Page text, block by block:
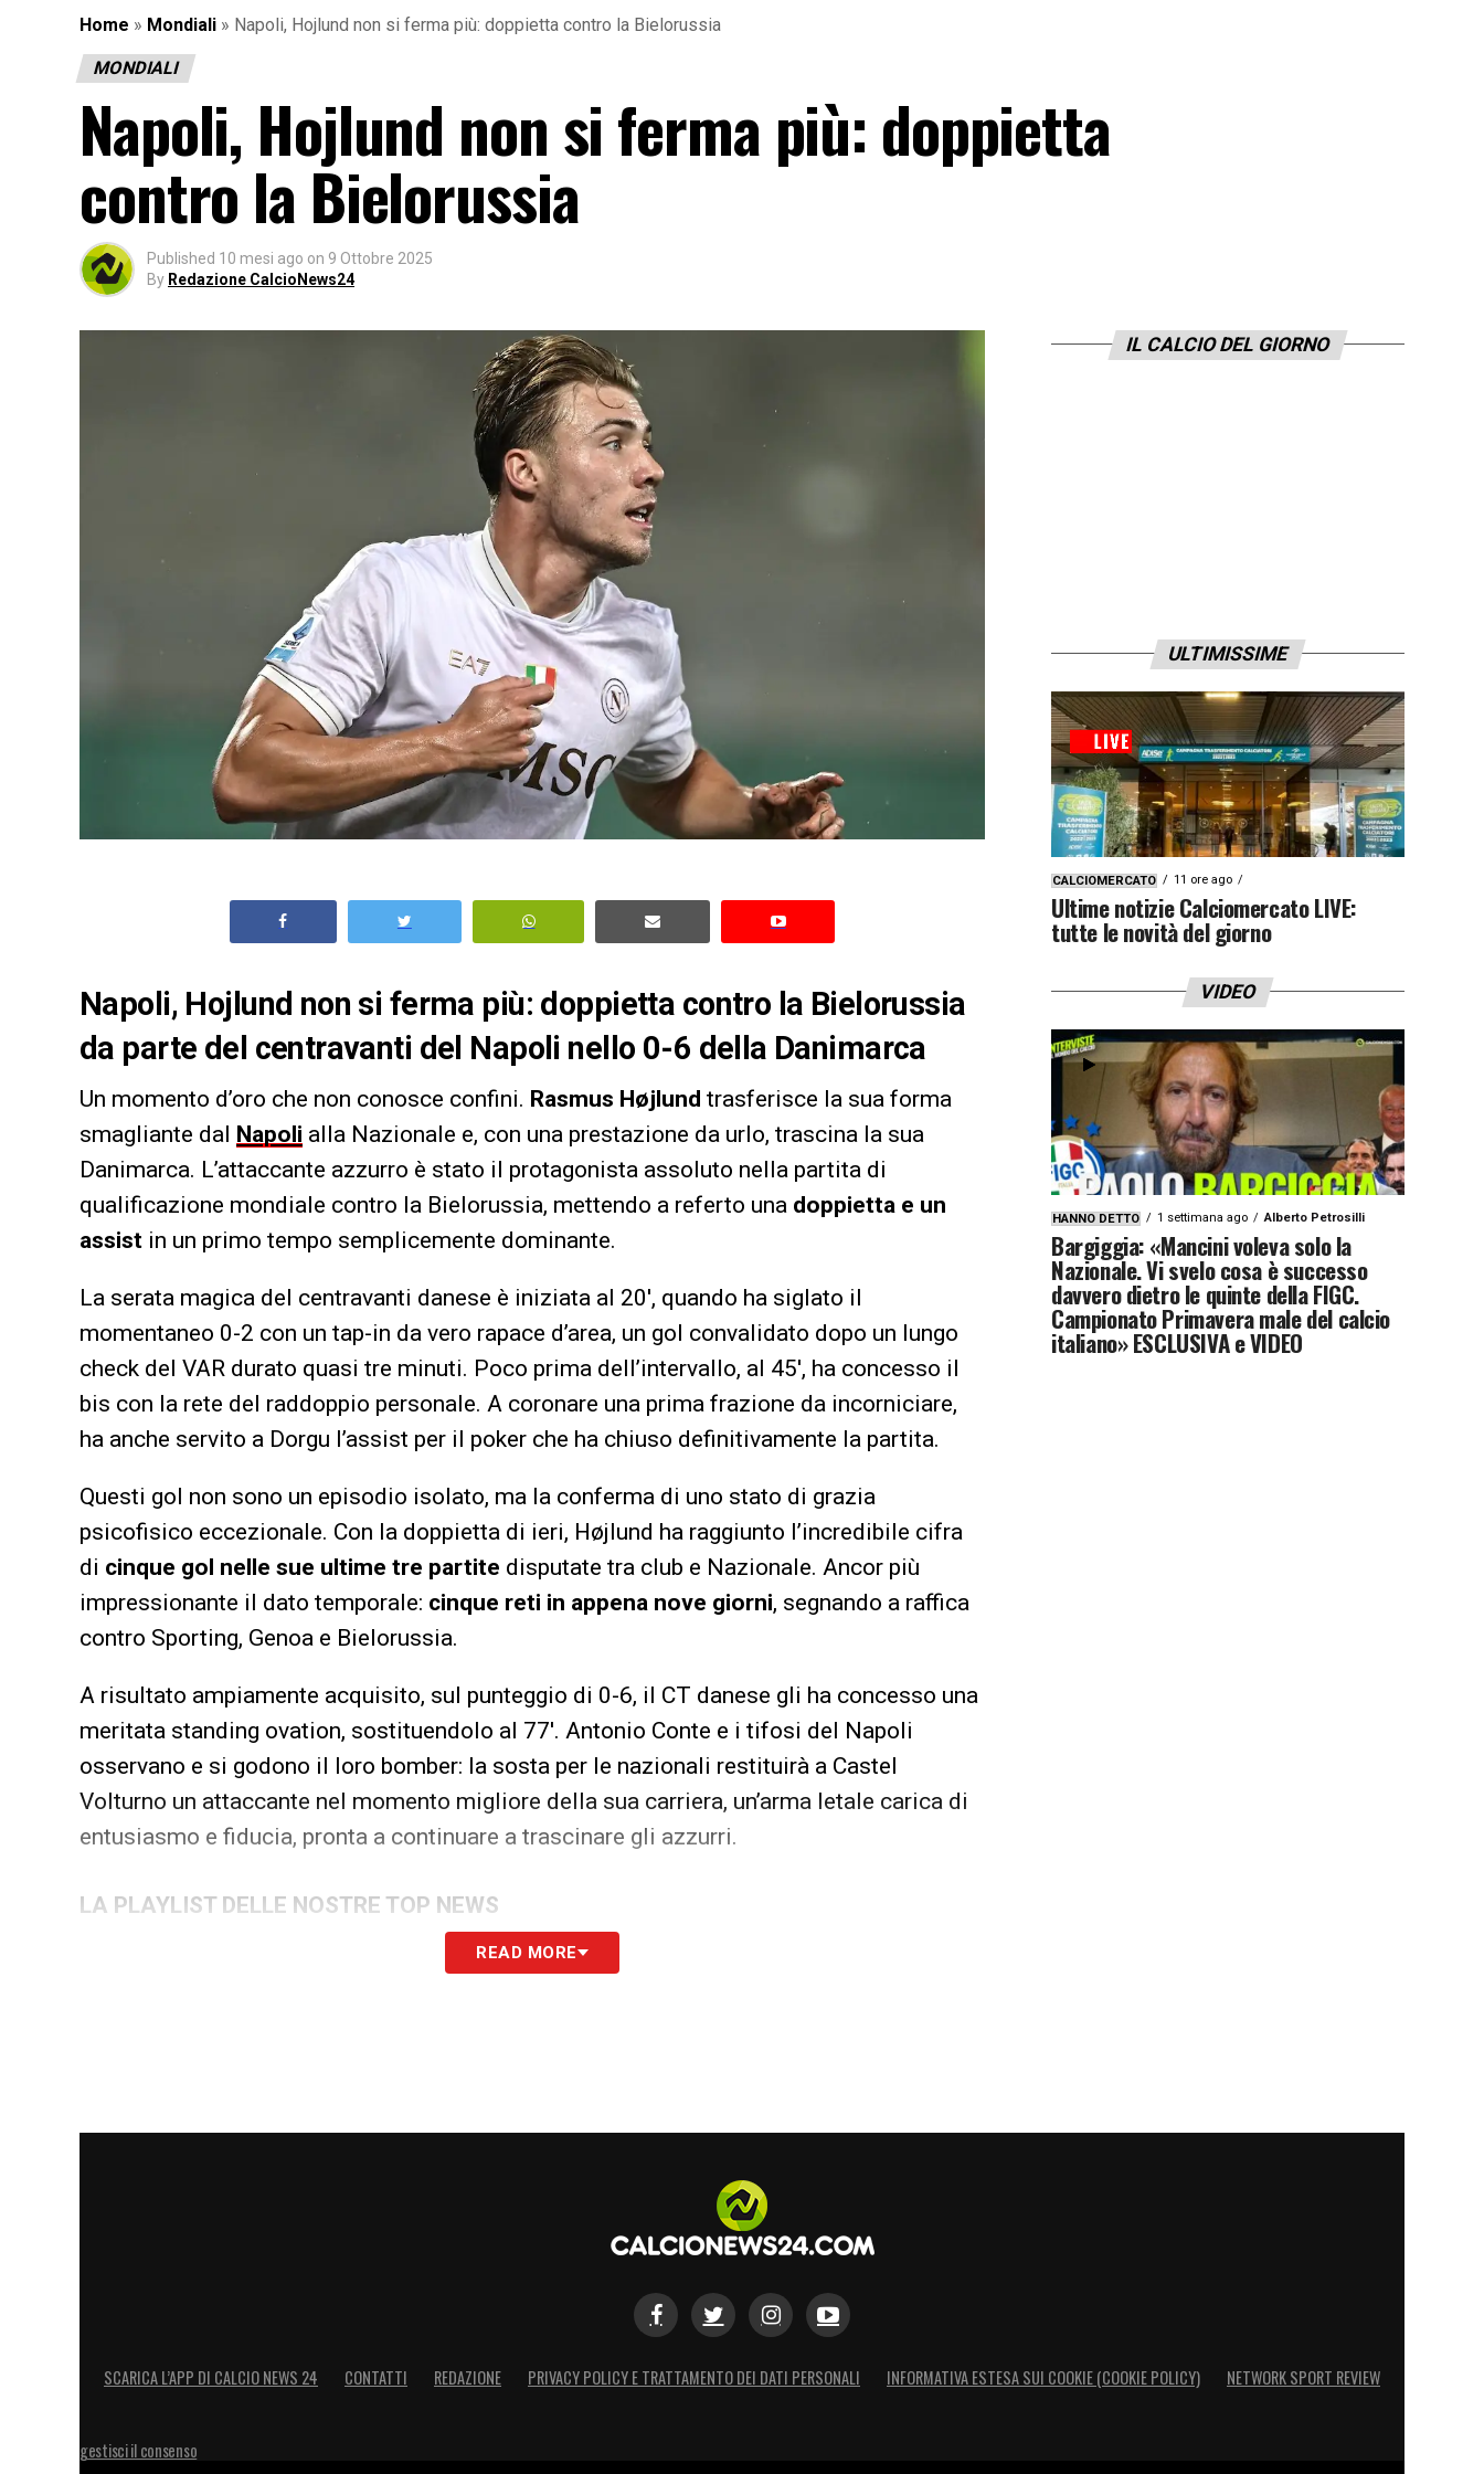
Home » Mondiali » Napoli, Hojlund non si ferma più: doppietta contro la Bielorussia
MONDIALI
Napoli, Hojlund non si ferma più: doppietta
contro la Bielorussia
Published 10 mesi ago on 9 Ottobre 2025
By Redazione CalcioNews24
Napoli, Hojlund non si ferma più: doppietta contro la Bielorussia
da parte del centravanti del Napoli nello 0-6 della Danimarca
Un momento d’oro che non conosce confini. Rasmus Højlund trasferisce la sua forma
smagliante dal Napoli alla Nazionale e, con una prestazione da urlo, trascina la sua
Danimarca. L’attaccante azzurro è stato il protagonista assoluto nella partita di
qualificazione mondiale contro la Bielorussia, mettendo a referto una doppietta e un
assist in un primo tempo semplicemente dominante.
La serata magica del centravanti danese è iniziata al 20′, quando ha siglato il
momentaneo 0-2 con un tap-in da vero rapace d’area, un gol convalidato dopo un lungo
check del VAR durato quasi tre minuti. Poco prima dell’intervallo, al 45′, ha concesso il
bis con la rete del raddoppio personale. A coronare una prima frazione da incorniciare,
ha anche servito a Dorgu l’assist per il poker che ha chiuso definitivamente la partita.
Questi gol non sono un episodio isolato, ma la conferma di uno stato di grazia
psicofisico eccezionale. Con la doppietta di ieri, Højlund ha raggiunto l’incredibile cifra
di cinque gol nelle sue ultime tre partite disputate tra club e Nazionale. Ancor più
impressionante il dato temporale: cinque reti in appena nove giorni, segnando a raffica
contro Sporting, Genoa e Bielorussia.
A risultato ampiamente acquisito, sul punteggio di 0-6, il CT danese gli ha concesso una
meritata standing ovation, sostituendolo al 77′. Antonio Conte e i tifosi del Napoli
osservano e si godono il loro bomber: la sosta per le nazionali restituirà a Castel
Volturno un attaccante nel momento migliore della sua carriera, un’arma letale carica di
entusiasmo e fiducia, pronta a continuare a trascinare gli azzurri.
LA PLAYLIST DELLE NOSTRE TOP NEWS
READ MORE
IL CALCIO DEL GIORNO
ULTIMISSIME
CALCIOMERCATO 11 ore ago
Ultime notizie Calciomercato LIVE:
tutte le novità del giorno
VIDEO
HANNO DETTO 1 settimana ago Alberto Petrosilli
Bargiggia: «Mancini voleva solo la
Nazionale. Vi svelo cosa è successo
davvero dietro le quinte della FIGC.
Campionato Primavera male del calcio
italiano» ESCLUSIVA e VIDEO
SCARICA L’APP DI CALCIO NEWS 24 CONTATTI REDAZIONE PRIVACY POLICY E TRATTAMENTO DEI DATI PERSONALI INFORMATIVA ESTESA SUI COOKIE (COOKIE POLICY) NETWORK SPORT REVIEW
gestisci il consenso